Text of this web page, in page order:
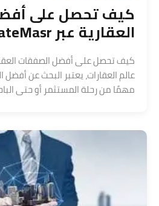
كيف تحصل على
العقارية عبر GateMasr؟
عالم العقارات، يعتبر البحث عن أفضل
مهمًا من رحلة المستثمر أو حتى